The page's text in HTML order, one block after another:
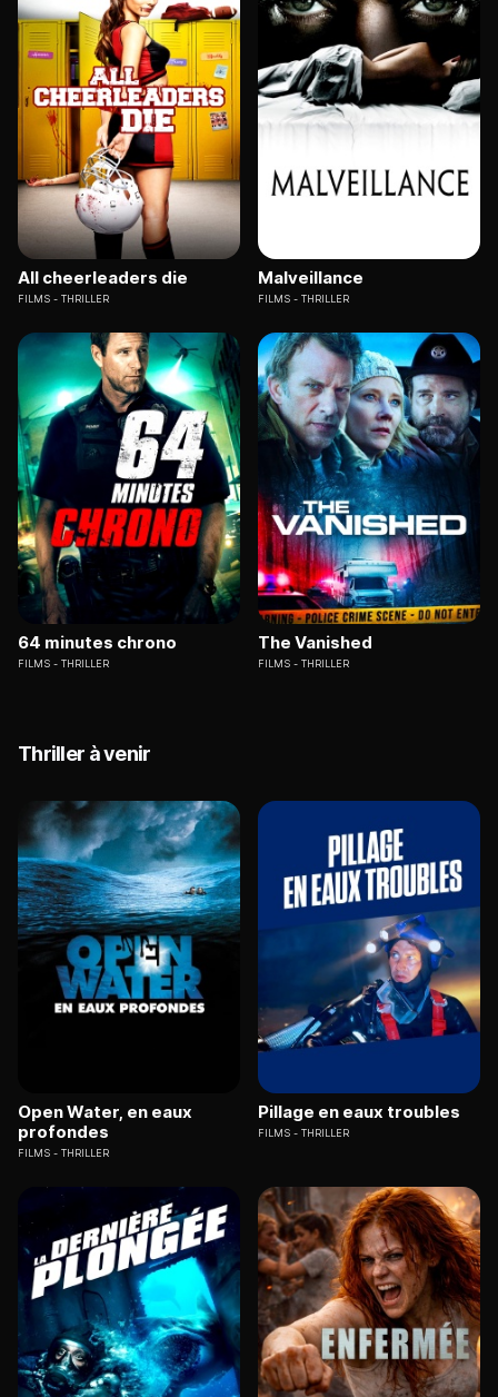
All cheerleaders die
FILMS THRILLER
Malveillance
FILMS THRILLER
64 minutes chrono
FILMS THRILLER
The Vanished
FILMS THRILLER
Thriller à venir
Open Water, en eaux
profondes
FILMS THRILLER
Pillage en eaux troubles
FILMS THRILLER